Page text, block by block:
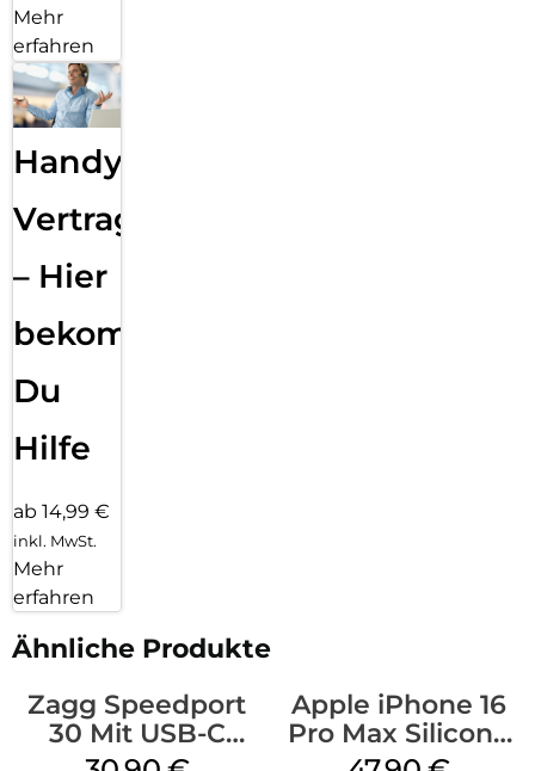
Mehr
erfahren
Handy
Vertragsabwicklung
– Hier
bekommst
Du
Hilfe
ab 14,99 €
inkl. MwSt.
Mehr
erfahren
Ähnliche Produkte
Zagg Speedport
30 Mit USB-C
Kabel Weiß
Apple iPhone 16
Pro Max Silicone
Case MagSafe